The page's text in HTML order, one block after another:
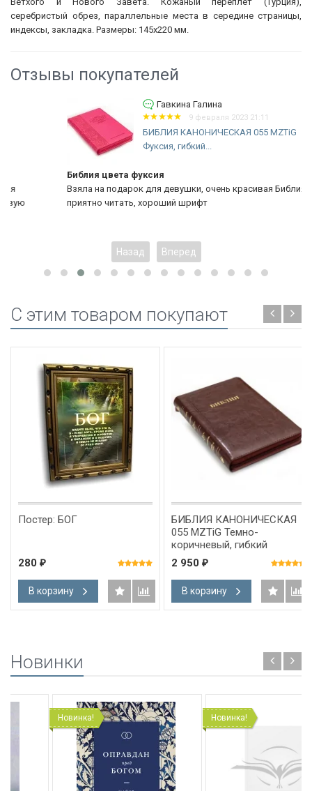
серебристый обрез, параллельные места в середине страницы,
индексы, закладка. Размеры: 145х220 мм.
Отзывы покупателей
Гавкина Галина
9 февраля 2023 21:11
БИБЛИЯ КАНОНИЧЕСКАЯ 055 MZTiG
Фуксия, гибкий...
Библия цвета фуксия
Взяла на подарок для девушки, очень красивая Библия,
приятно читать, хороший шрифт
Назад Вперед
C этим товаром покупают
Постер: БОГ
280 ₽
В корзину
БИБЛИЯ КАНОНИЧЕСКАЯ
055 MZTiG Темно-
коричневый, гибкий
переплет из термовинила,
молния, золотой обрез,
индексы, закладка
/135х210/
2 950 ₽
В корзину
Новинки
Новинка!